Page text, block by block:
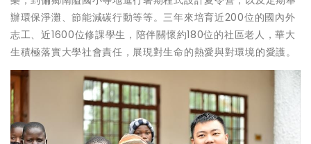
辦環保淨灘、節能減碳行動等等。三年來培育近200位的國內外
志工、近1600位修課學生，陪伴關懷約180位的社區老人，華大
生積極落實大學社會責任，展現對生命的熱愛與對環境的愛護。